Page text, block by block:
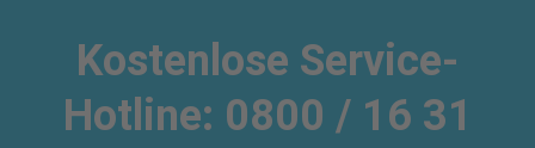
Kostenlose Service-
Hotline: 0800 / 16 31